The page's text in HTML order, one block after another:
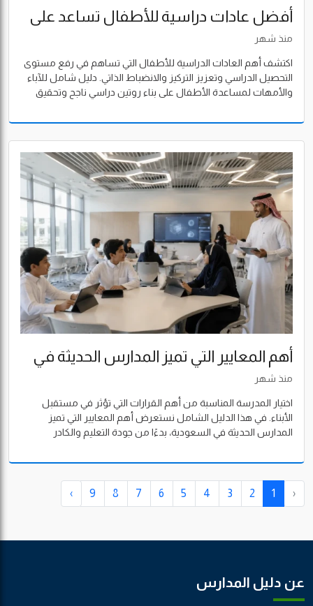
أفضل عادات دراسية للأطفال تساعد على
التفوق الدراسي
منذ شهر
اكتشف أهم العادات الدراسية للأطفال التي تساهم في رفع مستوى
التحصيل الدراسي وتعزيز التركيز والانضباط الذاتي. دليل شامل للآباء
والأمهات لمساعدة الأطفال على بناء روتين دراسي ناجح وتحقيق
أهم المعايير التي تميز المدارس الحديثة في
السعودية
منذ شهر
اختيار المدرسة المناسبة من أهم القرارات التي تؤثر في مستقبل
الأبناء. في هذا الدليل الشامل نستعرض أهم المعايير التي تميز
المدارس الحديثة في السعودية، بدءًا من جودة التعليم والكادر
المدرسية الداعمة.
‹
1
2
3
4
5
6
7
8
9
›
عن دليل المدارس